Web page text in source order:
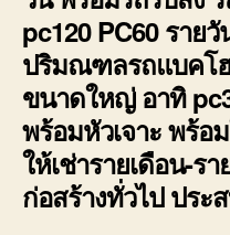
pc120 PC60 ราย
ปริมณฑลรถแบคโฮ
ขนาดใหญ่ อาทิ
พร้อมหัวเจาะ พร้อ
ให้เช่ารายเดือน-ร
ก่อสร้างทั่วไป ปร